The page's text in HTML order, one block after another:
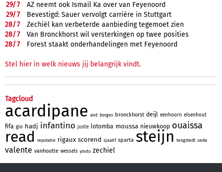
29/7
AZ neemt ook Ismail Ka over van Feyenoord
29/7
Bevestigd: Sauer vervolgt carrière in Stuttgart
28/7
Zechiël kan verbeterde aanbieding tegemoet zien
28/7
Van Bronckhorst wil versterkingen op twee posities
28/7 Forest staakt onderhandelingen met Feyenoord
Stel hier in welk nieuws jij belangrijk vindt.
Tagcloud
acardipane aivd borges bronckhorst deijl eenhoorn elsenhout
fifa gio hadj infantino juste lotomba moussa nieuwkoop ouaissa
read reputatie rigaux scorend sjaakf sparta steijn tengstedt ueda
valente vanhoutte wessels youtu zechiel